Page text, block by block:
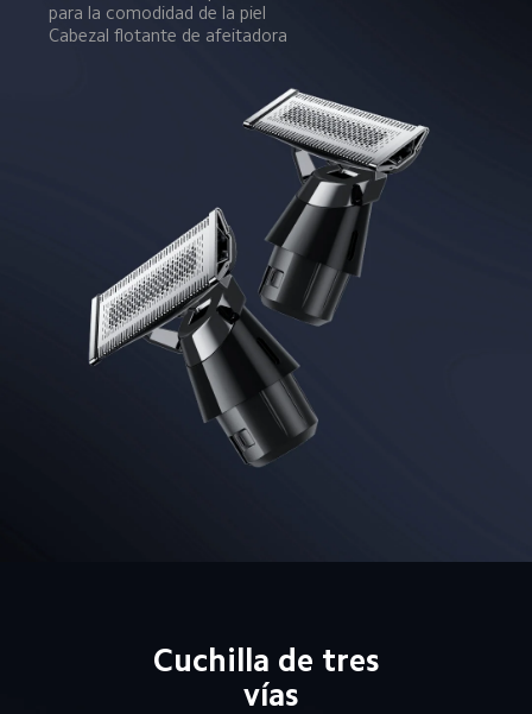
para la comodidad de la piel
Cabezal flotante de afeitadora
Cuchilla de tres
vías